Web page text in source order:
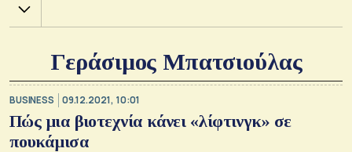
Χ.Α.
Γεράσιμος Μπατσιούλας
BUSINESS 09.12.2021, 10:01
Πώς μια βιοτεχνία κάνει «λίφτινγκ» σε
πουκάμισα